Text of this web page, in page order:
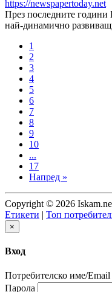
https://newspapertoday.net
През последните години
най-динамично
1
2
3
4
5
6
7
8
9
10
...
17
Напред »
Copyright © 2026
Етикети | Топ
×
Вход
Потребителско име/Email
Парола